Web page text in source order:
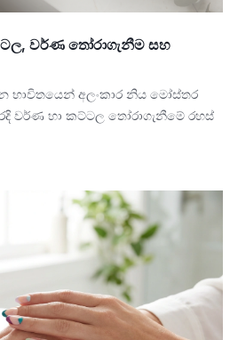
වර්ණ තෝරාගැනීම සහ
භාවිතයෙන් අලංකාර නිය මෝස්තර
වර්ණ හා කට්ටල තෝරාගැනීමේ රහස්